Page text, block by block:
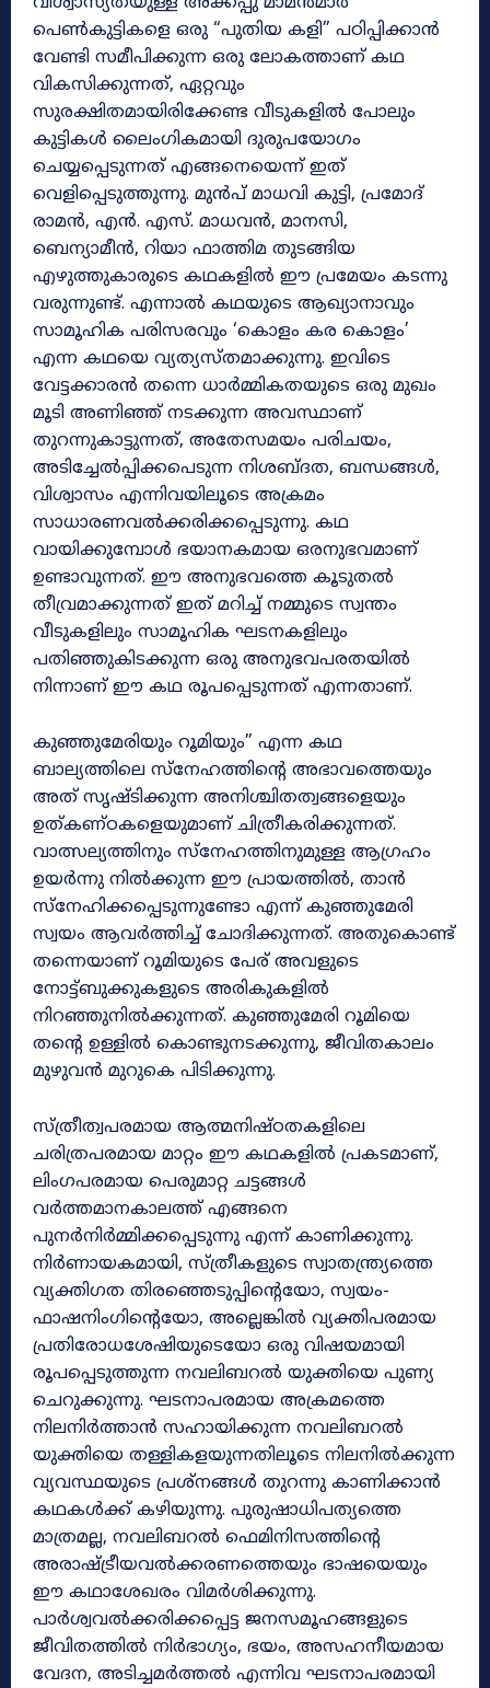
പെൺകുട്ടികളെ ഒരു “പുതിയ കളി” പഠിപ്പിക്കാൻ
വേണ്ടി സമീപിക്കുന്ന ഒരു ലോകത്താണ് കഥ
വികസിക്കുന്നത്, ഏറ്റവും
സുരക്ഷിതമായിരിക്കേണ്ട വീടുകളിൽ പോലും
കുട്ടികൾ ലൈംഗികമായി ദുരുപയോഗം
ചെയ്യപ്പെടുന്നത് എങ്ങനെയെന്ന് ഇത്
വെളിപ്പെടുത്തുന്നു. മുൻപ് മാധവി കുട്ടി, പ്രമോദ്
രാമൻ, എൻ. എസ്. മാധവൻ, മാനസി,
ബെന്യാമീൻ, റിയാ ഫാത്തിമ തുടങ്ങിയ
എഴുത്തുകാരുടെ കഥകളിൽ ഈ പ്രമേയം കടന്നു
വരുന്നുണ്ട്. എന്നാൽ കഥയുടെ ആഖ്യാനാവും
സാമൂഹിക പരിസരവും ‘കൊളം കര കൊളം’
എന്ന കഥയെ വ്യത്യസ്തമാക്കുന്നു. ഇവിടെ
വേട്ടക്കാരൻ തന്നെ ധാർമ്മികതയുടെ ഒരു മുഖം
മൂടി അണിഞ്ഞ് നടക്കുന്ന അവസ്ഥാണ്
തുറന്നുകാട്ടുന്നത്, അതേസമയം പരിചയം,
അടിച്ചേൽപ്പിക്കപെടുന്ന നിശബ്ദത, ബന്ധങ്ങൾ,
വിശ്വാസം എന്നിവയിലൂടെ അക്രമം
സാധാരണവൽക്കരിക്കപ്പെടുന്നു. കഥ
വായിക്കുമ്പോൾ ഭയാനകമായ ഒരനുഭവമാണ്
ഉണ്ടാവുന്നത്. ഈ അനുഭവത്തെ കൂടുതൽ
തീവ്രമാക്കുന്നത് ഇത് മറിച്ച് നമ്മുടെ സ്വന്തം
വീടുകളിലും സാമൂഹിക ഘടനകളിലും
പതിഞ്ഞുകിടക്കുന്ന ഒരു അനുഭവപരതയിൽ
നിന്നാണ് ഈ കഥ രൂപപ്പെടുന്നത് എന്നതാണ്.
കുഞ്ഞുമേരിയും റൂമിയും” എന്ന കഥ
ബാല്യത്തിലെ സ്നേഹത്തിന്റെ അഭാവത്തെയും
അത് സൃഷ്ടിക്കുന്ന അനിശ്ചിതത്വങ്ങളെയും
ഉത്കണ്ഠകളെയുമാണ് ചിത്രീകരിക്കുന്നത്.
വാത്സല്യത്തിനും സ്നേഹത്തിനുമുള്ള ആഗ്രഹം
ഉയർന്നു നിൽക്കുന്ന ഈ പ്രായത്തിൽ, താൻ
സ്നേഹിക്കപ്പെടുന്നുണ്ടോ എന്ന് കുഞ്ഞുമേരി
സ്വയം ആവർത്തിച്ച് ചോദിക്കുന്നത്. അതുകൊണ്ട്
തന്നെയാണ് റൂമിയുടെ പേര് അവളുടെ
നോട്ട്ബുക്കുകളുടെ അരികുകളിൽ
നിറഞ്ഞുനിൽക്കുന്നത്. കുഞ്ഞുമേരി റൂമിയെ
തന്റെ ഉള്ളിൽ കൊണ്ടുനടക്കുന്നു, ജീവിതകാലം
മുഴുവൻ മുറുകെ പിടിക്കുന്നു.
സ്ത്രീത്വപരമായ ആത്മനിഷ്ഠതകളിലെ
ചരിത്രപരമായ മാറ്റം ഈ കഥകളിൽ പ്രകടമാണ്,
ലിംഗപരമായ പെരുമാറ്റ ചട്ടങ്ങൾ
വർത്തമാനകാലത്ത് എങ്ങനെ
പുനർനിർമ്മിക്കപ്പെടുന്നു എന്ന് കാണിക്കുന്നു.
നിർണായകമായി, സ്ത്രീകളുടെ സ്വാതന്ത്ര്യത്തെ
വ്യക്തിഗത തിരഞ്ഞെടുപ്പിന്റെയോ, സ്വയം-
ഫാഷനിംഗിന്റെയോ, അല്ലെങ്കിൽ വ്യക്തിപരമായ
പ്രതിരോധശേഷിയുടെയോ ഒരു വിഷയമായി
രൂപപ്പെടുത്തുന്ന നവലിബറൽ യുക്തിയെ പുണ്യ
ചെറുക്കുന്നു. ഘടനാപരമായ അക്രമത്തെ
നിലനിർത്താൻ സഹായിക്കുന്ന നവലിബറൽ
യുക്തിയെ തള്ളികളയുന്നതിലൂടെ നിലനിൽക്കുന്ന
വ്യവസ്ഥയുടെ പ്രശ്നങ്ങൾ തുറന്നു കാണിക്കാൻ
കഥകൾക്ക് കഴിയുന്നു. പുരുഷാധിപത്യത്തെ
മാത്രമല്ല, നവലിബറൽ ഫെമിനിസത്തിന്റെ
അരാഷ്ട്രീയവൽക്കരണത്തെയും ഭാഷയെയും
ഈ കഥാശേഖരം വിമർശിക്കുന്നു.
പാർശ്വവൽക്കരിക്കപ്പെട്ട ജനസമൂഹങ്ങളുടെ
ജീവിതത്തിൽ നിർഭാഗ്യം, ഭയം, അസഹനീയമായ
വേദന, അടിച്ചമർത്തൽ എന്നിവ ഘടനാപരമായി